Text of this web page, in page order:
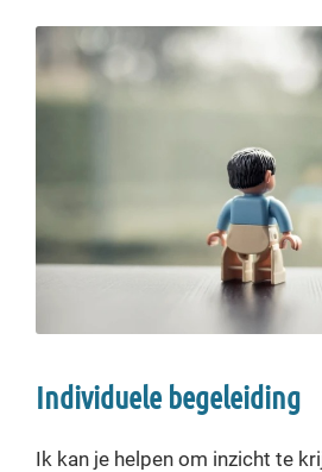
Individuele begeleiding
Ik kan je helpen om inzicht te